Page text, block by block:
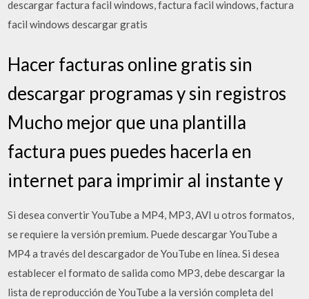
descargar factura facil windows, factura facil windows, factura
facil windows descargar gratis
Hacer facturas online gratis sin
descargar programas y sin registros
Mucho mejor que una plantilla
factura pues puedes hacerla en
internet para imprimir al instante y
Si desea convertir YouTube a MP4, MP3, AVI u otros formatos,
se requiere la versión premium. Puede descargar YouTube a
MP4 a través del descargador de YouTube en línea. Si desea
establecer el formato de salida como MP3, debe descargar la
lista de reproducción de YouTube a la versión completa del